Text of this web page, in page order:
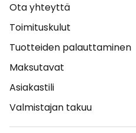
Ota yhteyttä
Toimituskulut
Tuotteiden palauttaminen
Maksutavat
Asiakastili
Valmistajan takuu